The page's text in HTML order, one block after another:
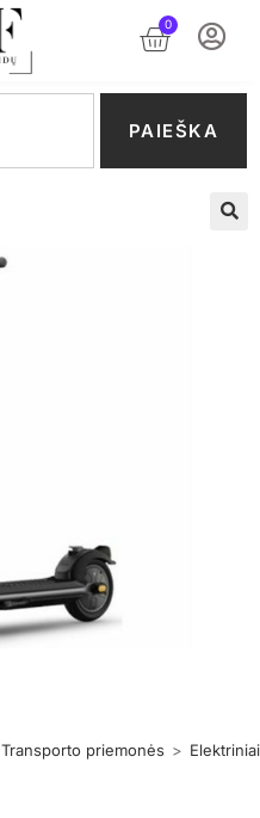
0
PAIEŠKA
Transporto priemonės >